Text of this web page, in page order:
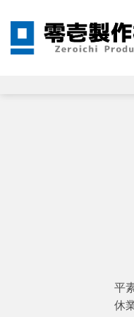
content
平
休